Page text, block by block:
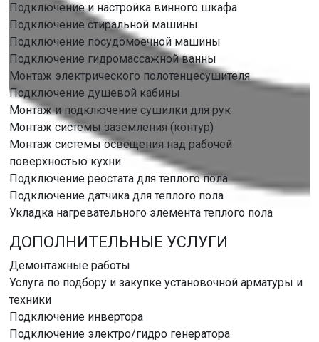
Подключение и настройка винного шкафа
Подключение стиральной машины
Подключение посудомоечной машины
Подключение гидромассажной ванны
Монтаж электрического полотенцесушителя
Подключение душевой кабины
Монтаж и подключение сушилки для рук
Монтаж системы заземления (контур)
Монтаж системы освещения над рабочей
поверхностью кухни
Подключение реостата для теплого пола
Подключение датчика для теплого пола
Укладка нагревательного элемента теплого пола
ДОПОЛНИТЕЛЬНЫЕ УСЛУГИ
Демонтажные работы
Услуга по подбору и закупке установочной арматуры и
техники
Подключение инвертора
Подключение электро/гидро генератора